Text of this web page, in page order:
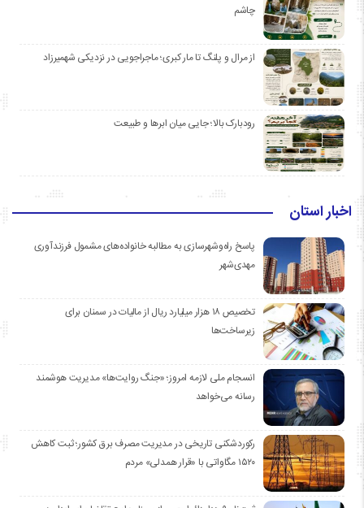
چاشم
از مرال و پلنگ تا مار کبری؛ ماجراجویی در نزدیکی شهمیرزاد
رودبارک بالا؛ جایی میان ابرها و طبیعت
اخبار استان
پاسخ راه‌وشهرسازی به مطالبه خانواده‌های مشمول فرزندآوری
مهدی‌شهر
تخصیص ۱۸ هزار میلیارد ریال از مالیات در سمنان برای
زیرساخت‌ها
انسجام ملی لازمه امروز؛ «جنگ روایت‌ها» مدیریت هوشمند
رسانه می‌خواهد
رکوردشکنی تاریخی در مدیریت مصرف برق کشور؛ ثبت کاهش
۱۵۲۰ مگاواتی با «قرار همدلی» مردم